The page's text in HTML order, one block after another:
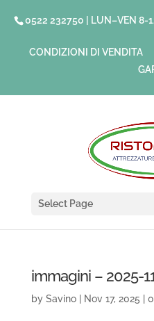
0522 232750 | LUN–VEN 8-
CONDIZIONI DI VENDITA
Select Page
immagini – 2025-
by Savino| Nov 17, 2025